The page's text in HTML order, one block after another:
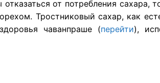
от потребления сахара,
Тростниковый сахар, как
чаванпраше (перейти),